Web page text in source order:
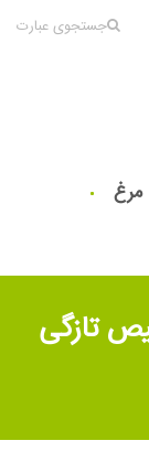
جستجوی عبارت
مرغ
تازگی